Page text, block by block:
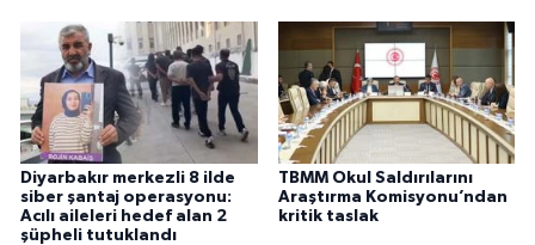
Diyarbakır merkezli 8 ilde
siber şantaj operasyonu:
Acılı aileleri hedef alan 2
şüpheli tutuklandı
TBMM Okul Saldırılarını
Araştırma Komisyonu’ndan
kritik taslak